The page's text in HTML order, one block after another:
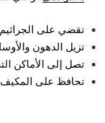
تقضي على الجراثيم
تزيل الدهون
تصل إلى الأماكن
تحافظ على